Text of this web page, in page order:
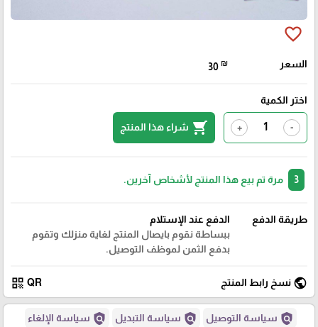
favorite_border
السعر 30 ₪
اختر الكمية
-
+
shopping_cart شراء هذا المنتج
مرة تم بيع هذا المنتج لأشخاص آخرين.
طريقة الدفع
الدفع عند الإستلام
ببساطة نقوم بايصال المنتج لغاية منزلك وتقوم
بدفع الثمن لموظف التوصيل.
public نسخ رابط المنتج QR
qr_code
policy سياسة التوصيل policy سياسة التبديل policy سياسة الإلغاء